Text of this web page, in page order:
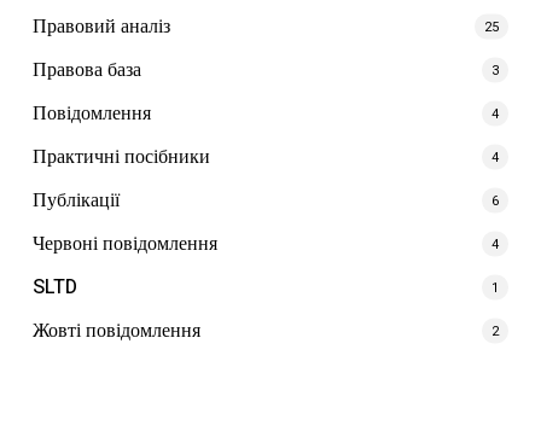
Правовий аналіз 25
Правова база 3
Повідомлення 4
Практичні посібники 4
Публікації 6
Червоні повідомлення 4
SLTD 1
Жовті повідомлення 2